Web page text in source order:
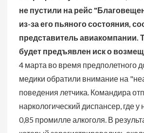
не пустили на рейс
из-за его пьяного состояния,
представитель авиакомпании.
будет предъявлен иск о
4 марта во время предполетного
медики обратили внимание на
поведения летчика. Командира
наркологический диспансер, где у
0,85 промилле алкоголя. В